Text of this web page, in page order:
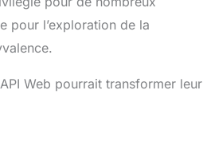
pour l’exploration de la
Web pourrait transformer leur